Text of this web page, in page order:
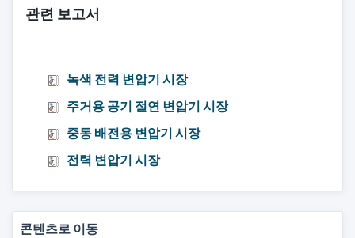
관련 보고서
녹색 전력 변압기 시장
주거용 공기 절연 변압기 시장
중동 배전용 변압기 시장
전력 변압기 시장
콘텐츠로 이동